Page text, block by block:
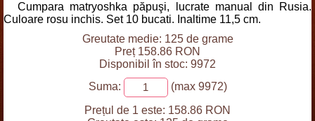
Cumpara matryoshka păpuşi, lucrate manual din Rusia.
Culoare rosu inchis. Set 10 bucati. Inaltime 11,5 cm.
Greutate medie: 125 de grame
Preț 158.86 RON
Disponibil în stoc: 9972
Suma:
(max 9972)
Prețul de 1 este: 158.86 RON